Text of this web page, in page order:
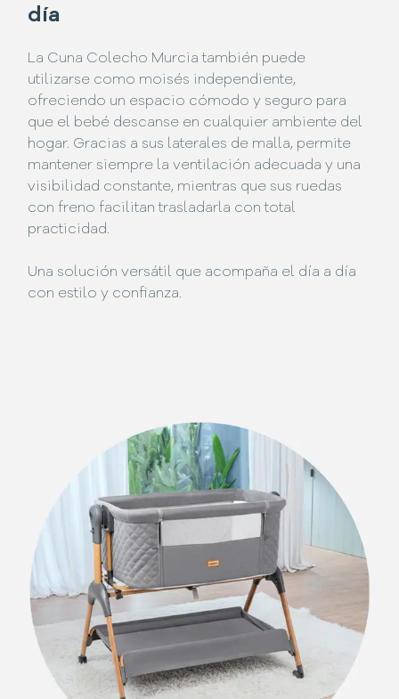
día
La Cuna Colecho Murcia también puede
utilizarse como moisés independiente,
ofreciendo un espacio cómodo y seguro para
que el bebé descanse en cualquier ambiente del
hogar. Gracias a sus laterales de malla, permite
mantener siempre la ventilación adecuada y una
visibilidad constante, mientras que sus ruedas
con freno facilitan trasladarla con total
practicidad.
Una solución versátil que acompaña el día a día
con estilo y confianza.